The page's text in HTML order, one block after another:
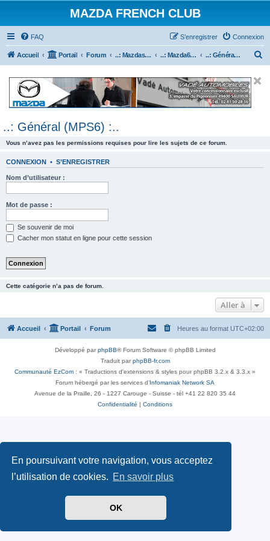
En poursuivant votre navigation, vous acceptez
l’utilisation de cookies. En savoir plus
OK
MAZDA FRENCH CLUB
FAQ Connexion
S’enregistrer
Accueil Portail Forum ..: Mazdaspeed & MPS :.. ..: Mazda6 MPS & Mazdaspeed 6 :.. ..: Général (MPS6) :..
e
..: Général (MPS6) :..
Vous n’avez pas les permissions requises pour lire les sujets de ce forum.
CONNEXION • S’ENREGISTRER
Nom d’utilisateur :
Mot de passe :
Se souvenir de moi
Cacher mon statut en ligne pour cette session
Cette catégorie n’a pas de forum.
Aller à
Accueil Portail Forum Heures au format UTC+02:00
Développé parphpBB® Forum Software © phpBB Limited
Traduit parphpBB-fr.com
Communauté EzCom : « Traductions d'extensions & styles pour phpBB 3.2.x & 3.3.x »
Forum hébergé par les services d’ Infomaniak Network SA
Avenue de la Praille, 26 - 1227 Carouge - Suisse - tél +41 22 820 35 44
Confidentialité
Conditions